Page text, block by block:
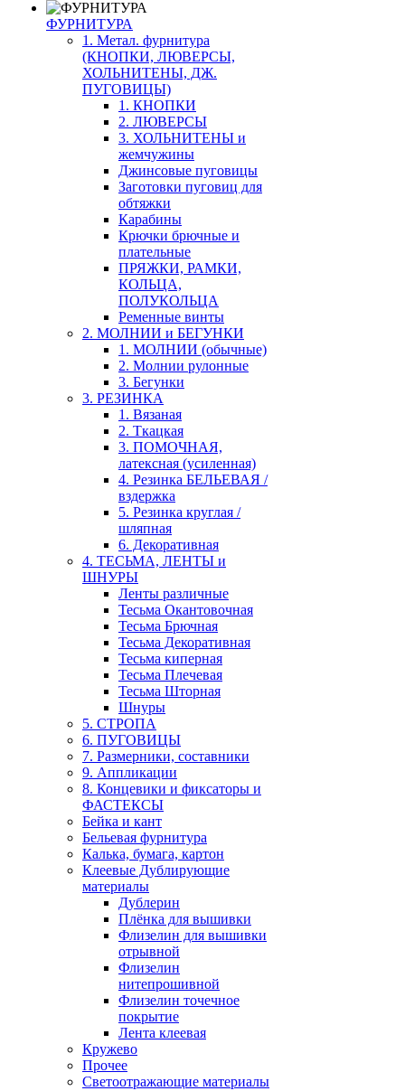
ФУРНИТУРА
1. Метал. фурнитура
(КНОПКИ, ЛЮВЕРСЫ,
ХОЛЬНИТЕНЫ, ДЖ.
ПУГОВИЦЫ)
1. КНОПКИ
2. ЛЮВЕРСЫ
3. ХОЛЬНИТЕНЫ и
жемчужины
Джинсовые пуговицы
Заготовки пуговиц для
обтяжки
Карабины
Крючки брючные и
плательные
ПРЯЖКИ, РАМКИ,
КОЛЬЦА,
ПОЛУКОЛЬЦА
Ременные винты
2. МОЛНИИ и БЕГУНКИ
1. МОЛНИИ (обычные)
2. Молнии рулонные
3. Бегунки
3. РЕЗИНКА
1. Вязаная
2. Ткацкая
3. ПОМОЧНАЯ,
латексная (усиленная)
4. Резинка БЕЛЬЕВАЯ /
вздержка
5. Резинка круглая /
шляпная
6. Декоративная
4. ТЕСЬМА, ЛЕНТЫ и
ШНУРЫ
Ленты различные
Тесьма Окантовочная
Тесьма Брючная
Тесьма Декоративная
Тесьма киперная
Тесьма Плечевая
Тесьма Шторная
Шнуры
5. СТРОПА
6. ПУГОВИЦЫ
7. Размерники, составники
9. Аппликации
8. Концевики и фиксаторы и
ФАСТЕКСЫ
Бейка и кант
Бельевая фурнитура
Калька, бумага, картон
Клеевые Дублирующие
материалы
Дублерин
Плёнка для вышивки
Флизелин для вышивки
отрывной
Флизелин
нитепрошивной
Флизелин точечное
покрытие
Лента клеевая
Кружево
Прочее
Светоотражающие материалы